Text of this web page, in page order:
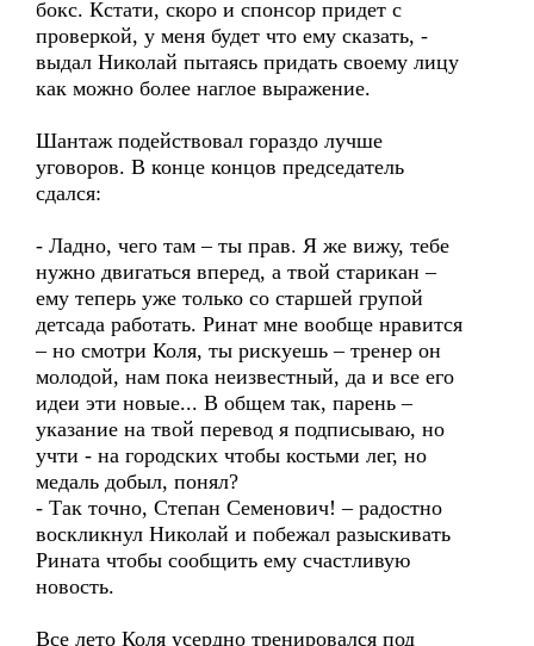
бокс. Кстати, скоро и спонсор придет с
проверкой, у меня будет что ему сказать, -
выдал Николай пытаясь придать своему лицу
как можно более наглое выражение.
Шантаж подействовал гораздо лучше
уговоров. В конце концов председатель
сдался:
- Ладно, чего там – ты прав. Я же вижу, тебе
нужно двигаться вперед, а твой старикан –
ему теперь уже только со старшей групой
детсада работать. Ринат мне вообще нравится
– но смотри Коля, ты рискуешь – тренер он
молодой, нам пока неизвестный, да и все его
идеи эти новые... В общем так, парень –
указание на твой перевод я подписываю, но
учти - на городских чтобы костьми лег, но
медаль добыл, понял?
- Так точно, Степан Семенович! – радостно
воскликнул Николай и побежал разыскивать
Рината чтобы сообщить ему счастливую
новость.
Все лето Коля усердно тренировался под